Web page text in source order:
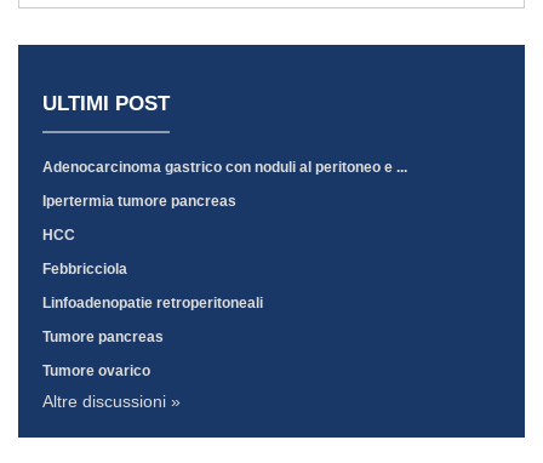
ULTIMI POST
Adenocarcinoma gastrico con noduli al peritoneo e ...
Ipertermia tumore pancreas
HCC
Febbricciola
Linfoadenopatie retroperitoneali
Tumore pancreas
Tumore ovarico
Altre discussioni »